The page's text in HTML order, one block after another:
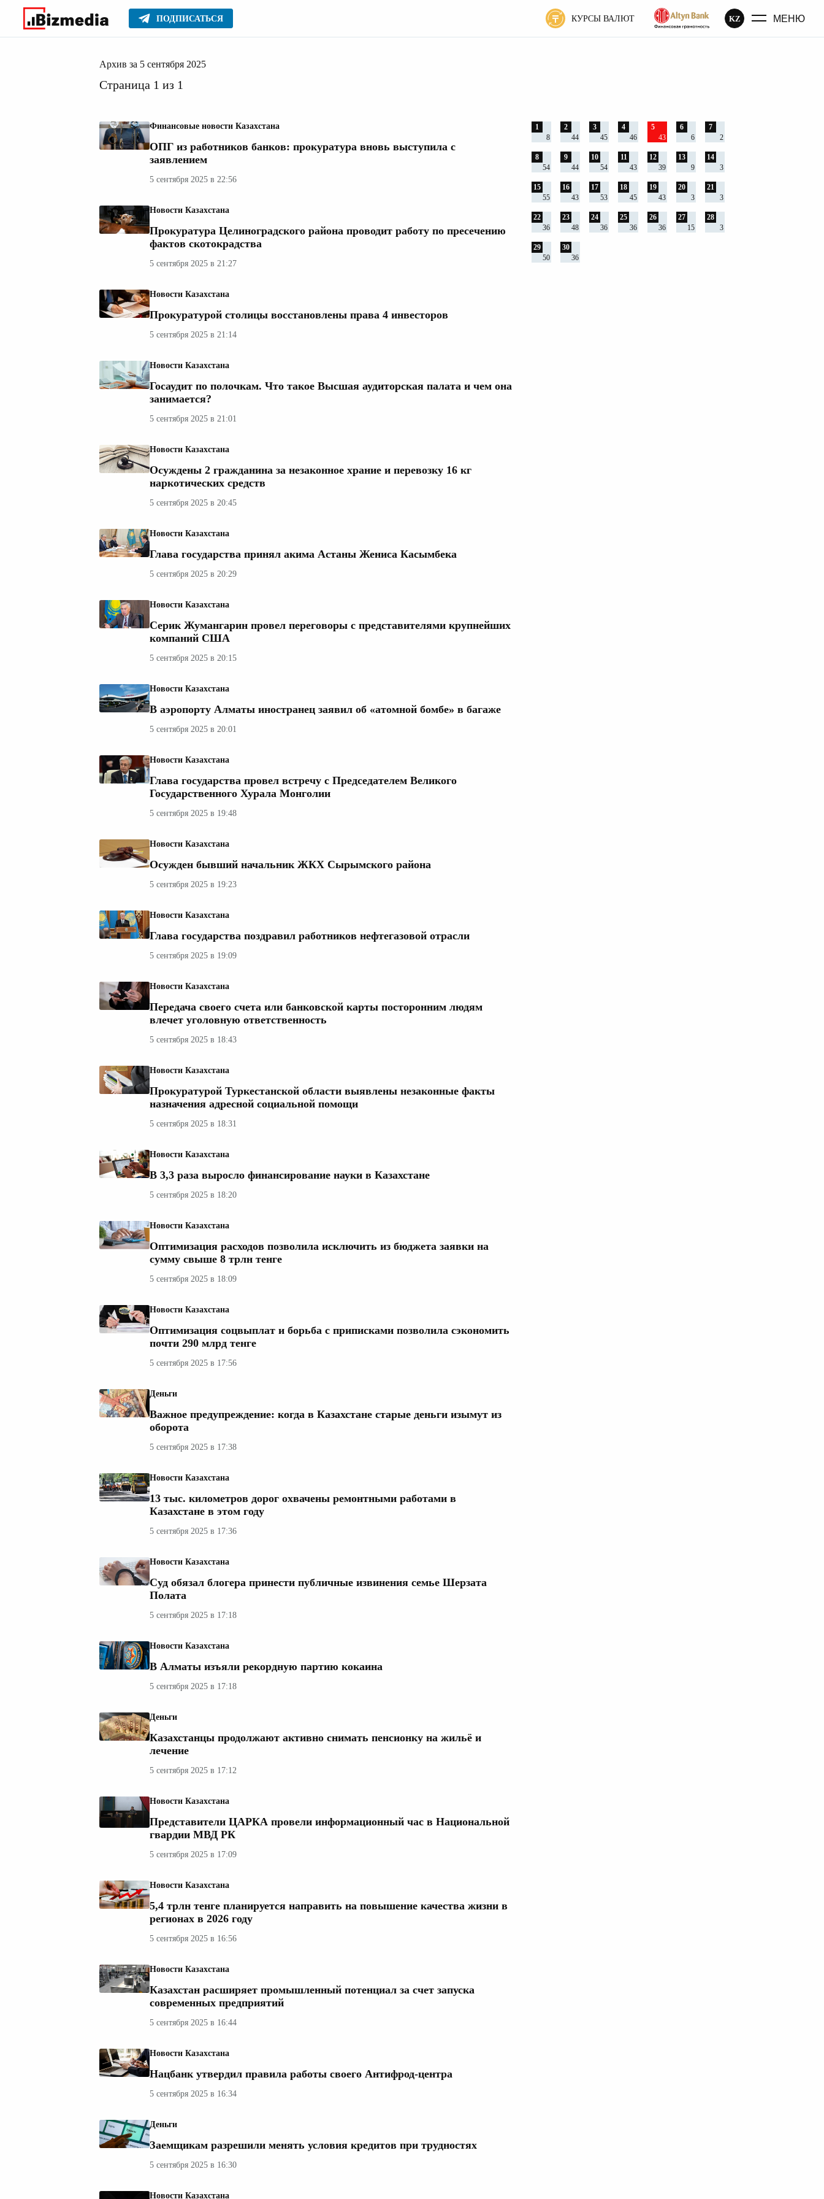
ПОДПИСАТЬСЯ КУРСЫ ВАЛЮТ KZ МЕНЮ
Главное Архив 2025
Архив за 5 сентября 2025
Страница 1 из 1
Финансовые новости Казахстана
ОПГ из работников банков: прокуратура вновь выступила с
заявлением
5 сентября 2025 в 22:56
Новости Казахстана
Прокуратура Целиноградского района проводит работу по пресечению
фактов скотокрадства
5 сентября 2025 в 21:27
Новости Казахстана
Прокуратурой столицы восстановлены права 4 инвесторов
5 сентября 2025 в 21:14
Новости Казахстана
Госаудит по полочкам. Что такое Высшая аудиторская палата и чем она
занимается?
5 сентября 2025 в 21:01
Новости Казахстана
Осуждены 2 гражданина за незаконное храние и перевозку 16 кг
наркотических средств
5 сентября 2025 в 20:45
Новости Казахстана
Глава государства принял акима Астаны Жениса Касымбека
5 сентября 2025 в 20:29
Новости Казахстана
Серик Жумангарин провел переговоры с представителями крупнейших
компаний США
5 сентября 2025 в 20:15
Новости Казахстана
В аэропорту Алматы иностранец заявил об «атомной бомбе» в багаже
5 сентября 2025 в 20:01
Новости Казахстана
Глава государства провел встречу с Председателем Великого
Государственного Хурала Монголии
5 сентября 2025 в 19:48
Новости Казахстана
Осужден бывший начальник ЖКХ Сырымского района
5 сентября 2025 в 19:23
Новости Казахстана
Глава государства поздравил работников нефтегазовой отрасли
5 сентября 2025 в 19:09
Новости Казахстана
Передача своего счета или банковской карты посторонним людям
влечет уголовную ответственность
5 сентября 2025 в 18:43
Новости Казахстана
Прокуратурой Туркестанской области выявлены незаконные факты
назначения адресной социальной помощи
5 сентября 2025 в 18:31
Новости Казахстана
В 3,3 раза выросло финансирование науки в Казахстане
5 сентября 2025 в 18:20
Новости Казахстана
Оптимизация расходов позволила исключить из бюджета заявки на
сумму свыше 8 трлн тенге
5 сентября 2025 в 18:09
Новости Казахстана
Оптимизация соцвыплат и борьба с приписками позволила сэкономить
почти 290 млрд тенге
5 сентября 2025 в 17:56
Деньги
Важное предупреждение: когда в Казахстане старые деньги изымут из
оборота
5 сентября 2025 в 17:38
Новости Казахстана
13 тыс. километров дорог охвачены ремонтными работами в
Казахстане в этом году
5 сентября 2025 в 17:36
Новости Казахстана
Суд обязал блогера принести публичные извинения семье Шерзата
Полата
5 сентября 2025 в 17:18
Новости Казахстана
В Алматы изъяли рекордную партию кокаина
5 сентября 2025 в 17:18
Деньги
Казахстанцы продолжают активно снимать пенсионку на жильё и
лечение
5 сентября 2025 в 17:12
Новости Казахстана
Представители ЦАРКА провели информационный час в Национальной
гвардии МВД РК
5 сентября 2025 в 17:09
Новости Казахстана
5,4 трлн тенге планируется направить на повышение качества жизни в
регионах в 2026 году
5 сентября 2025 в 16:56
Новости Казахстана
Казахстан расширяет промышленный потенциал за счет запуска
современных предприятий
5 сентября 2025 в 16:44
Новости Казахстана
Нацбанк утвердил правила работы своего Антифрод-центра
5 сентября 2025 в 16:34
Деньги
Заемщикам разрешили менять условия кредитов при трудностях
5 сентября 2025 в 16:30
Новости Казахстана
1
8
2
44
3
45
4
46
5
43
6
6
7
2
8
54
9
44
10
54
11
43
12
39
13
9
14
3
15
55
16
43
17
53
18
45
19
43
20
3
21
3
22
36
23
48
24
36
25
36
26
36
27
15
28
3
29
50
30
36